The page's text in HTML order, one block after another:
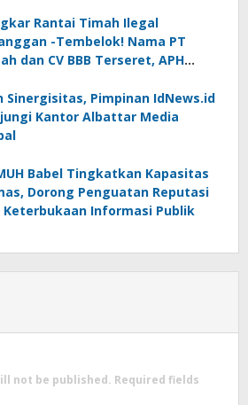
Rantai Timah Ilegal
-Tembelok! Nama PT
dan CV BBB Terseret, APH
Sinergisitas, Pimpinan IdNews.id
Kantor Albattar Media
Babel Tingkatkan Kapasitas
Dorong Penguatan Reputasi
Keterbukaan Informasi Publik
not be published. Required fields